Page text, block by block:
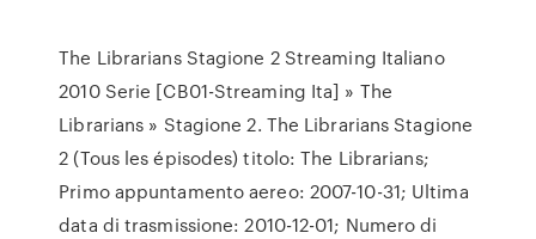
The Librarians Stagione 2 Streaming Italiano
2010 Serie [CB01-Streaming Ita] » The
Librarians » Stagione 2. The Librarians Stagione
2 (Tous les épisodes) titolo: The Librarians;
Primo appuntamento aereo: 2007-10-31; Ultima
data di trasmissione: 2010-12-01; Numero di